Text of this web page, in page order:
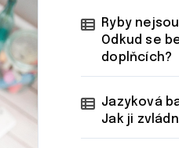
Ryby
Odkud se
doplňcích?
Jazyková
Jak ji